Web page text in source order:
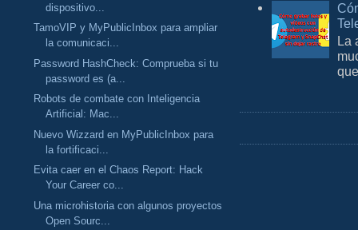
dispositivo...
TamoVIP y MyPublicInbox para ampliar
la comunicaci...
Password HashCheck: Comprueba si tu
password es (a...
Robots de combate con Inteligencia
Artificial: Mac...
Nuevo Wizzard en MyPublicInbox para
la fortificaci...
Evita caer en el Chaos Report: Hack
Your Career co...
Una microhistoria con algunos proyectos
Open Sourc...
La